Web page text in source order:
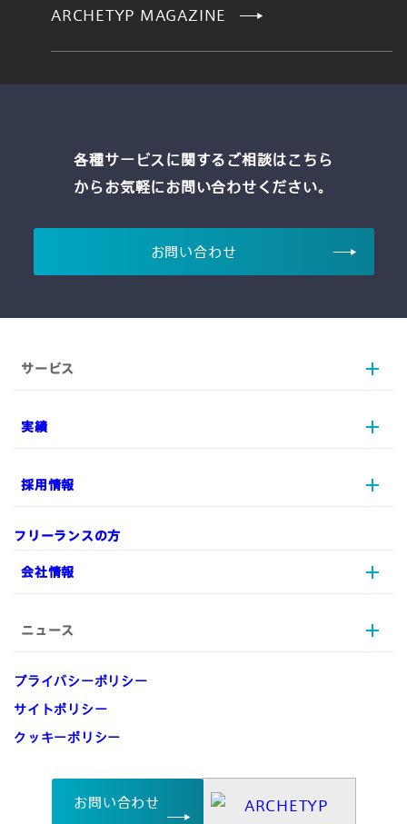
ARCHETYP MAGAZINE
各種サービスに関するご相談はこちら
からお気軽にお問い合わせください。
お問い合わせ
サービス
データ戦略
実績
採用情報
働く環境
フリーランスの方
会社情報
ニュース
プライバシーポリシー
サイトポリシー
クッキーポリシー
お問い合わせ